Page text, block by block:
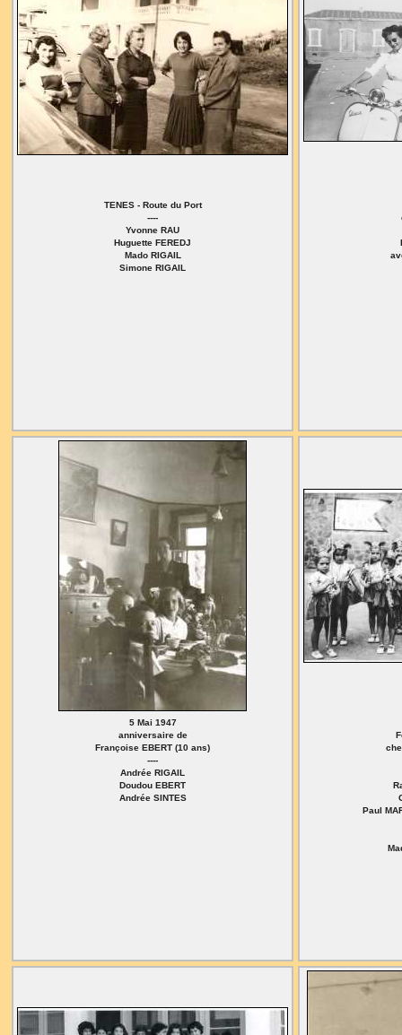
TENES - Route du Port
----
Yvonne RAU
Huguette FEREDJ
Mado RIGAIL
Simone RIGAIL
5 Mai 1947
anniversaire de
Françoise EBERT (10 ans)
----
Andrée RIGAIL
Doudou EBERT
Andrée SINTES
Paul